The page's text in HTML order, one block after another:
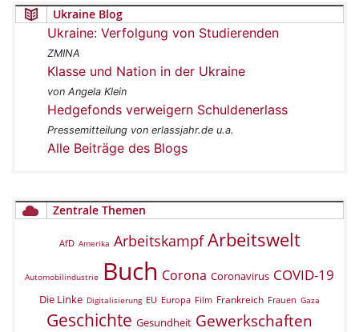
Ukraine Blog
Ukraine: Verfolgung von Studierenden
ZMINA
Klasse und Nation in der Ukraine
von Angela Klein
Hedgefonds verweigern Schuldenerlass
Pressemitteilung von erlassjahr.de u.a.
Alle Beiträge des Blogs
Zentrale Themen
AfD Amerika Arbeitskampf Arbeitswelt
Automobilindustrie Buch Corona Coronavirus COVID-19
Die Linke Digitalisierung EU Europa Film Frankreich Frauen Gaza
Geschichte Gesundheit Gewerkschaften